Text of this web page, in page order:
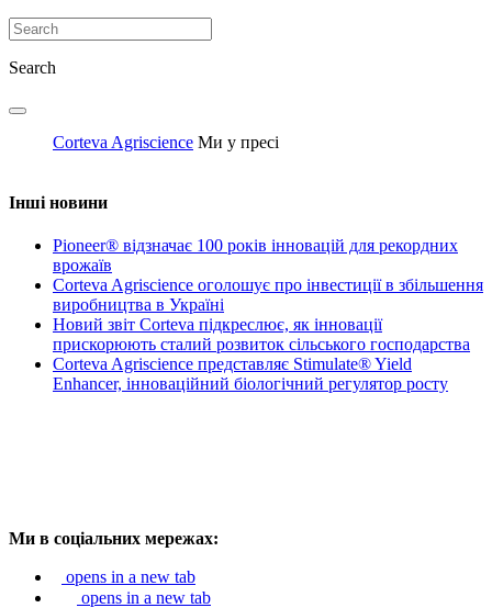
Search
Corteva Agriscience Ми у пресі
Інші новини
Pioneer® відзначає 100 років інновацій для рекордних
врожаїв
Corteva Agriscience оголошує про інвестиції в збільшення
виробництва в Україні
Новий звіт Corteva підкреслює, як інновації
прискорюють сталий розвиток сільського господарства
Corteva Agriscience представляє Stimulate® Yield
Enhancer, інноваційний біологічний регулятор росту
Ми в соціальних мережах:
opens in a new tab
opens in a new tab